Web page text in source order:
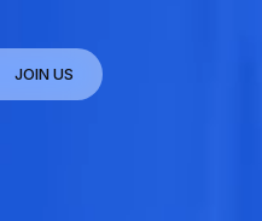
JOIN US